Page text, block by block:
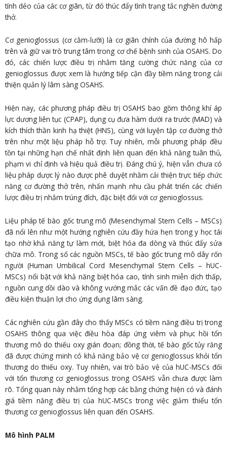
tính dẻo của các cơ giãn, từ đó thúc đẩy tình trạng tắc nghẽn đường
thở.
Cơ genioglossus (cơ cằm-lưỡi) là cơ giãn chính của đường hô hấp
trên và giữ vai trò trung tâm trong cơ chế bệnh sinh của OSAHS. Do
đó, các chiến lược điều trị nhằm tăng cường chức năng của cơ
genioglossus được xem là hướng tiếp cận đầy tiềm năng trong cải
thiện quản lý lâm sàng OSAHS.
Hiện nay, các phương pháp điều trị OSAHS bao gồm thông khí áp
lực dương liên tục (CPAP), dụng cụ đưa hàm dưới ra trước (MAD) và
kích thích thần kinh hạ thiệt (HNS), cùng với luyện tập cơ đường thở
trên như một liệu pháp hỗ trợ. Tuy nhiên, mỗi phương pháp đều
tồn tại những hạn chế nhất định liên quan đến khả năng tuân thủ,
phạm vi chỉ định và hiệu quả điều trị. Đáng chú ý, hiện vẫn chưa có
liệu pháp dược lý nào được phê duyệt nhằm cải thiện trực tiếp chức
năng cơ đường thở trên, nhấn mạnh nhu cầu phát triển các chiến
lược điều trị nhắm trúng đích, đặc biệt đối với cơ genioglossus.
Liệu pháp tế bào gốc trung mô (Mesenchymal Stem Cells – MSCs)
đã nổi lên như một hướng nghiên cứu đầy hứa hẹn trong y học tái
tạo nhờ khả năng tự làm mới, biệt hóa đa dòng và thúc đẩy sửa
chữa mô. Trong số các nguồn MSCs, tế bào gốc trung mô dây rốn
người (Human Umbilical Cord Mesenchymal Stem Cells – hUC-
MSCs) nổi bật với khả năng biệt hóa cao, tính sinh miễn dịch thấp,
nguồn cung dồi dào và không vướng mắc các vấn đề đạo đức, tạo
điều kiện thuận lợi cho ứng dụng lâm sàng.
Các nghiên cứu gần đây cho thấy MSCs có tiềm năng điều trị trong
OSAHS thông qua việc điều hòa đáp ứng viêm và phục hồi tổn
thương mô do thiếu oxy gián đoạn; đồng thời, tế bào gốc tủy răng
đã được chứng minh có khả năng bảo vệ cơ genioglossus khỏi tổn
thương do thiếu oxy. Tuy nhiên, vai trò bảo vệ của hUC-MSCs đối
với tổn thương cơ genioglossus trong OSAHS vẫn chưa được làm
rõ. Tổng quan này nhằm tổng hợp các bằng chứng hiện có và đánh
giá tiềm năng điều trị của hUC-MSCs trong việc giảm thiểu tổn
thương cơ genioglossus liên quan đến OSAHS.
Mô hình PALM